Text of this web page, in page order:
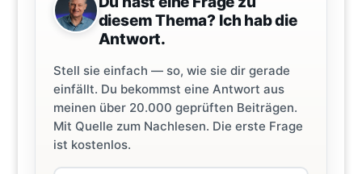
diesem Thema? Ich hab die
Antwort.
Stell sie einfach — so, wie sie dir gerade
einfällt. Du bekommst eine Antwort aus
meinen über 20.000 geprüften Beiträgen.
Mit Quelle zum Nachlesen. Die erste Frage
ist kostenlos.